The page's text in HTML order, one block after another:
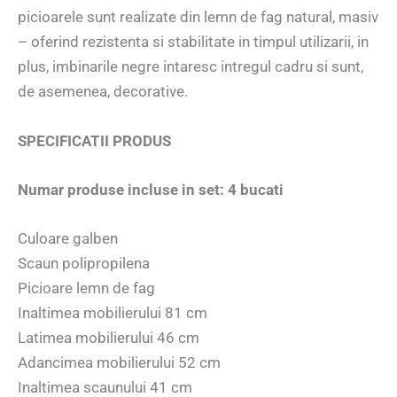
picioarele sunt realizate din lemn de fag natural, masiv
– oferind rezistenta si stabilitate in timpul utilizarii, in
plus, imbinarile negre intaresc intregul cadru si sunt,
de asemenea, decorative.
SPECIFICATII PRODUS
Numar produse incluse in set: 4 bucati
Culoare galben
Scaun polipropilena
Picioare lemn de fag
Inaltimea mobilierului 81 cm
Latimea mobilierului 46 cm
Adancimea mobilierului 52 cm
Inaltimea scaunului 41 cm